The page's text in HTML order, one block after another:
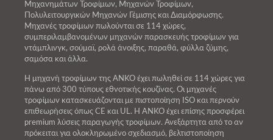
Μηχανημάτων Τροφίμων, Μηχανών Τροφίμων,
Πολυλειτουργικών Μηχανών Γέμισης και Διαμόρφωσης.
Μηχανές τροφίμων πωλούνται σε 114 χώρες,
συμπεριλαμβανομένων μηχανών παρασκευής τροφίμων για
ντάμπλινγκ, σούμαϊ, ρολά άνοιξης, παραθά, φύλλα ζύμης,
σαμόσα και άλλα.
Η μηχανή τροφίμων της ANKO έχει πωληθεί σε 114 χώρες για
πάνω από 300 τύπους εθνοτικής κουζίνας. Οι μηχανές
τροφίμων κατασκευάζονται με πιστοποίηση ISO και περνούν
επιθεωρήσεις όπως CE και UL. Η ANKO έχει επίσης προσφέρει
premium λύσεις παραγωγής τροφίμων. Ανεξάρτητα από το αν
πρόκειται για ολοκληρωμένο σχεδιασμό, βελτιστοποίηση